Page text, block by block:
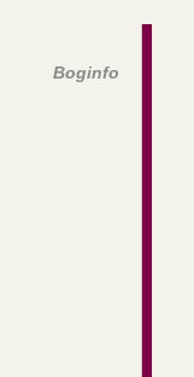
Boginfo